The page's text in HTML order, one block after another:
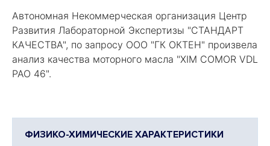
Автономная Некоммерческая организация Центр
Развития Лабораторной Экспертизы "СТАНДАРТ
КАЧЕСТВА", по запросу ООО "ГК ОКТЕН" произвела
анализ качества моторного масла "XIM COMOR VDL
PAO 46".
ФИЗИКО-ХИМИЧЕСКИЕ ХАРАКТЕРИСТИКИ